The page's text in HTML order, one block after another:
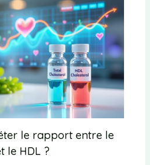
le rapport entre le
le HDL ?